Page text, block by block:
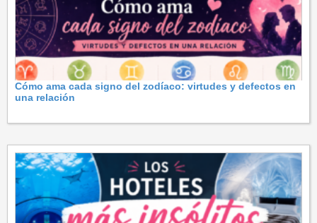
Cómo ama cada signo del zodíaco: virtudes y defectos en
una relación